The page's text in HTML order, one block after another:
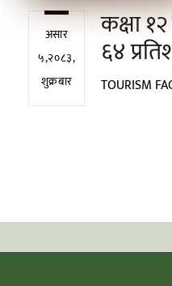
असार
५,२०८३,
शुक्रबार
कक्षा
६४
TOURISM